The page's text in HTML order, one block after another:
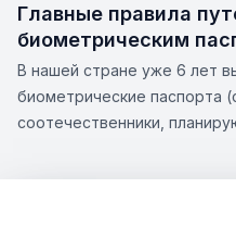
Главные правила
биометрическим
В нашей стране уже 6 лет
биометрические паспорта
соотечественники,